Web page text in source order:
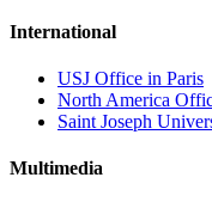
International
USJ Office in Paris
North America
Saint Joseph
Multimedia